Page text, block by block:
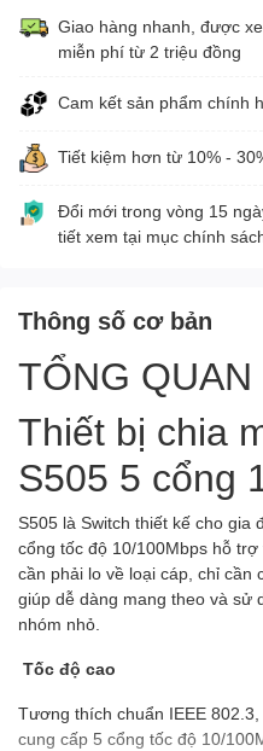
Giao hàng nhanh, được
miễn phí từ 2 triệu đồng
Cam kết sản phẩm chính
Tiết kiệm hơn từ 10% -
Đổi mới trong vòng 15
tiết xem tại mục chính
Thông số cơ bản
TỔNG QUAN
Thiết bị chia
S505 5 cổng
S505 là Switch thiết kế cho gia
cổng tốc độ 10/100Mbps hỗ
cần phải lo về loại cáp, chỉ cần
giúp dễ dàng mang theo và sử
nhóm nhỏ.
Tốc độ cao
Tương thích chuẩn IEEE
cung cấp 5 cổng tốc độ 10/